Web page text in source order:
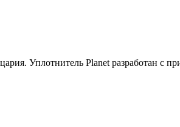
Уплотнитель Planet разработан с